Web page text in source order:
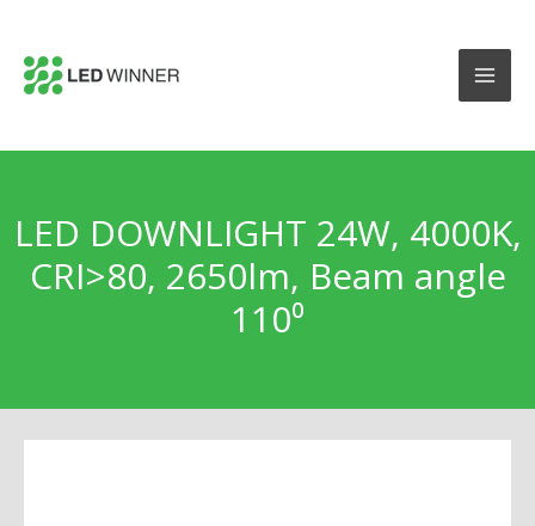
LED DOWNLIGHT 24W, 4000K,
CRI>80, 2650lm, Beam angle
110⁰